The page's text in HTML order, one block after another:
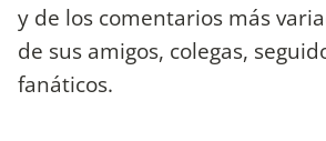
y de los comentarios más
de sus amigos, colegas,
fanáticos.